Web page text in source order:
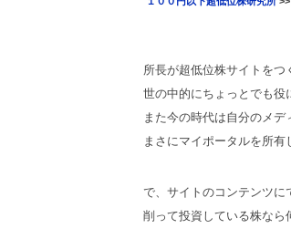
所長が超低位株サイトを
世の中的にちょっとでも役
また今の時代は自分のメデ
まさにマイポータルを所有
で、サイトのコンテンツに
削って投資している株なら